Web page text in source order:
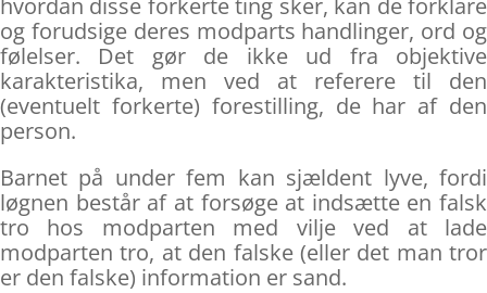
og forudsige deres modparts handlinger, ord og
følelser. Det gør de ikke ud fra objektive
karakteristika, men ved at referere til den
(eventuelt forkerte) forestilling, de har af den
person.
Barnet på under fem kan sjældent lyve, fordi
løgnen består af at forsøge at indsætte en falsk
tro hos modparten med vilje ved at lade
modparten tro, at den falske (eller det man tror
er den falske) information er sand.